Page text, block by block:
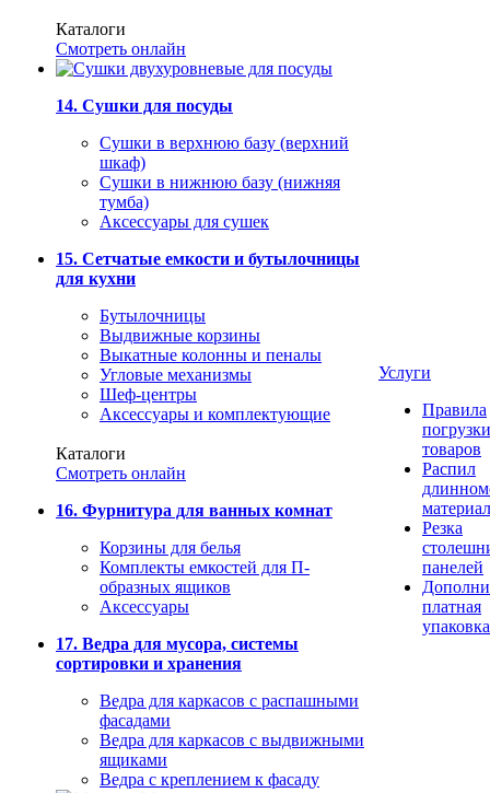
Каталоги
Смотреть онлайн
14. Сушки для посуды
Сушки в верхнюю базу (верхний
шкаф)
Сушки в нижнюю базу (нижняя
тумба)
Аксессуары для сушек
15. Сетчатые емкости и бутылочницы
для кухни
Бутылочницы
Выдвижные корзины
Выкатные колонны и пеналы
Угловые механизмы
Шеф-центры
Аксессуары и комплектующие
Каталоги
Смотреть онлайн
16. Фурнитура для ванных комнат
Корзины для белья
Комплекты емкостей для П-
образных ящиков
Аксессуары
17. Ведра для мусора, системы
сортировки и хранения
Ведра для каркасов с распашными
фасадами
Ведра для каркасов с выдвижными
ящиками
Ведра с креплением к фасаду
Услуги
Правила
погрузки
товаров
Распил
Резка
панелей
платная
упаковка